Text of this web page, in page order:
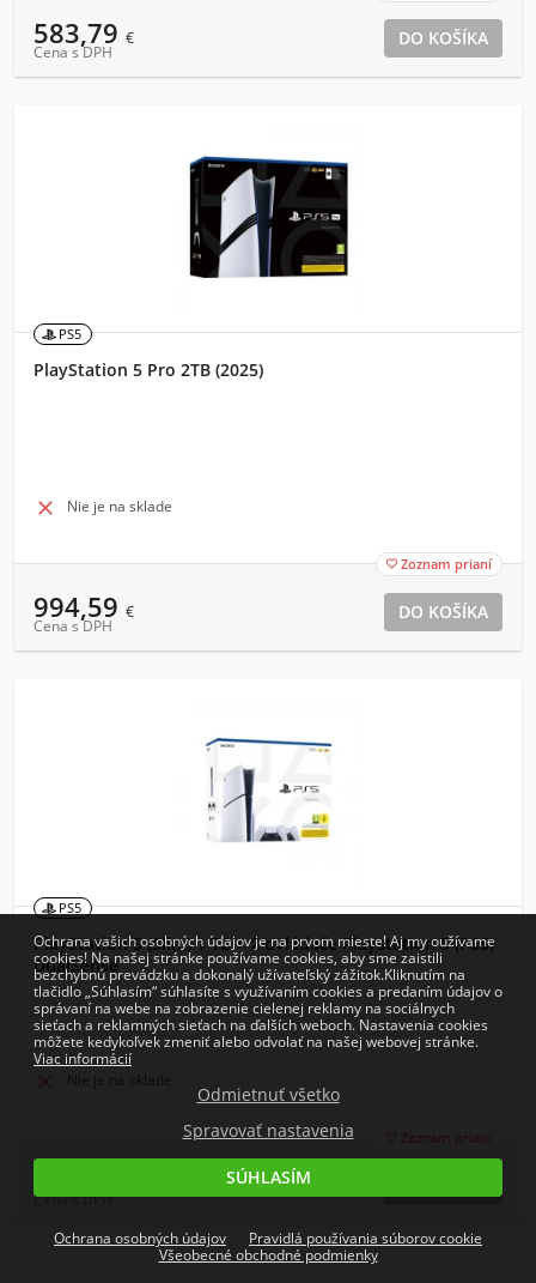
583,79 €
Cena s DPH
PS5
PlayStation 5 Pro 2TB (2025)
 Nie je na sklade
 Zoznam prianí
994,59 €
Cena s DPH
PS5
PlayStation 5 (Slim) 1 TB + 2 ovládače Playstation 5 (PS5)
DualSense
Cena s DPH
Ochrana vašich osobných údajov je na prvom mieste! Aj my oužívame
cookies! Na našej stránke používame cookies, aby sme zaistili
bezchybnú prevádzku a dokonalý užívateľský zážitok.Kliknutím na
tlačidlo „Súhlasím“ súhlasíte s využívaním cookies a predaním údajov o
správaní na webe na zobrazenie cielenej reklamy na sociálnych
sieťach a reklamných sieťach na ďalších weboch. Nastavenia cookies
môžete kedykoľvek zmeniť alebo odvolať na našej webovej stránke.
Viac informácií
Odmietnuť všetko
Spravovať nastavenia
SÚHLASÍM
Ochrana osobných údajov
Pravidlá používania súborov cookie
Všeobecné obchodné podmienky